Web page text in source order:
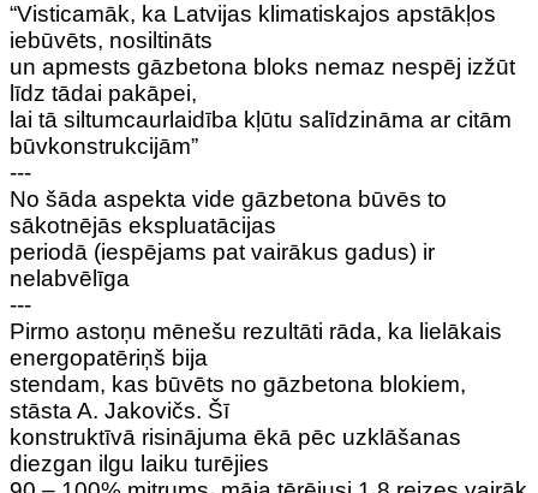
“Visticamāk, ka Latvijas klimatiskajos apstākļos
iebūvēts, nosiltināts
un apmests gāzbetona bloks nemaz nespēj izžūt
līdz tādai pakāpei,
lai tā siltumcaurlaidība kļūtu salīdzināma ar citām
būvkonstrukcijām”
---
No šāda aspekta vide gāzbetona būvēs to
sākotnējās ekspluatācijas
periodā (iespējams pat vairākus gadus) ir
nelabvēlīga
---
Pirmo astoņu mēnešu rezultāti rāda, ka lielākais
energopatēriņš bija
stendam, kas būvēts no gāzbetona blokiem,
stāsta A. Jakovičs. Šī
konstruktīvā risinājuma ēkā pēc uzklāšanas
diezgan ilgu laiku turējies